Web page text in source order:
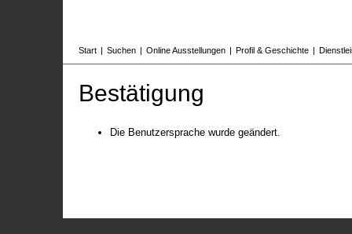
Start | Suchen | Online Ausstellungen | Profil & Geschichte |
Bestätigung
Die Benutzersprache wurde geändert.